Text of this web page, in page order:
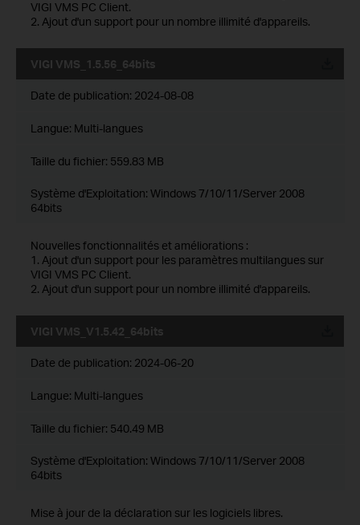
VIGI VMS PC Client.
2. Ajout d'un support pour un nombre illimité d'appareils.
VIGI VMS_1.5.56_64bits
Date de publication: 2024-08-08
Langue: Multi-langues
Taille du fichier: 559.83 MB
Système d'Exploitation: Windows 7/10/11/Server 2008
64bits
Nouvelles fonctionnalités et améliorations :
1. Ajout d'un support pour les paramètres multilangues sur
VIGI VMS PC Client.
2. Ajout d'un support pour un nombre illimité d'appareils.
VIGI VMS_V1.5.42_64bits
Date de publication: 2024-06-20
Langue: Multi-langues
Taille du fichier: 540.49 MB
Système d'Exploitation: Windows 7/10/11/Server 2008
64bits
Mise à jour de la déclaration sur les logiciels libres.